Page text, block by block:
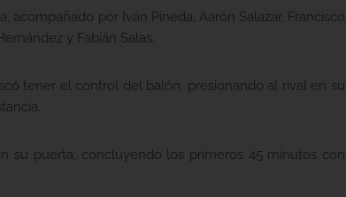
por Iván Pineda, Aarón Salazar, Francisco
y Fabián Salas.
tener el control del balón, presionando al rival en su
su puerta, concluyendo los primeros 45 minutos con